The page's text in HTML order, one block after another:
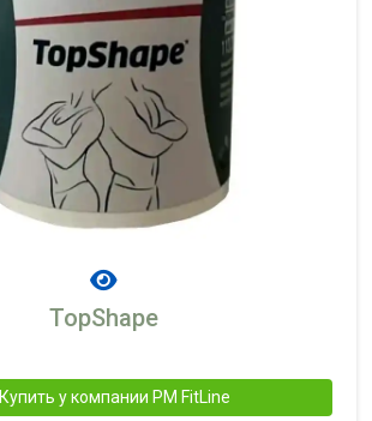
TopShape
Купить у компании PM FitLine